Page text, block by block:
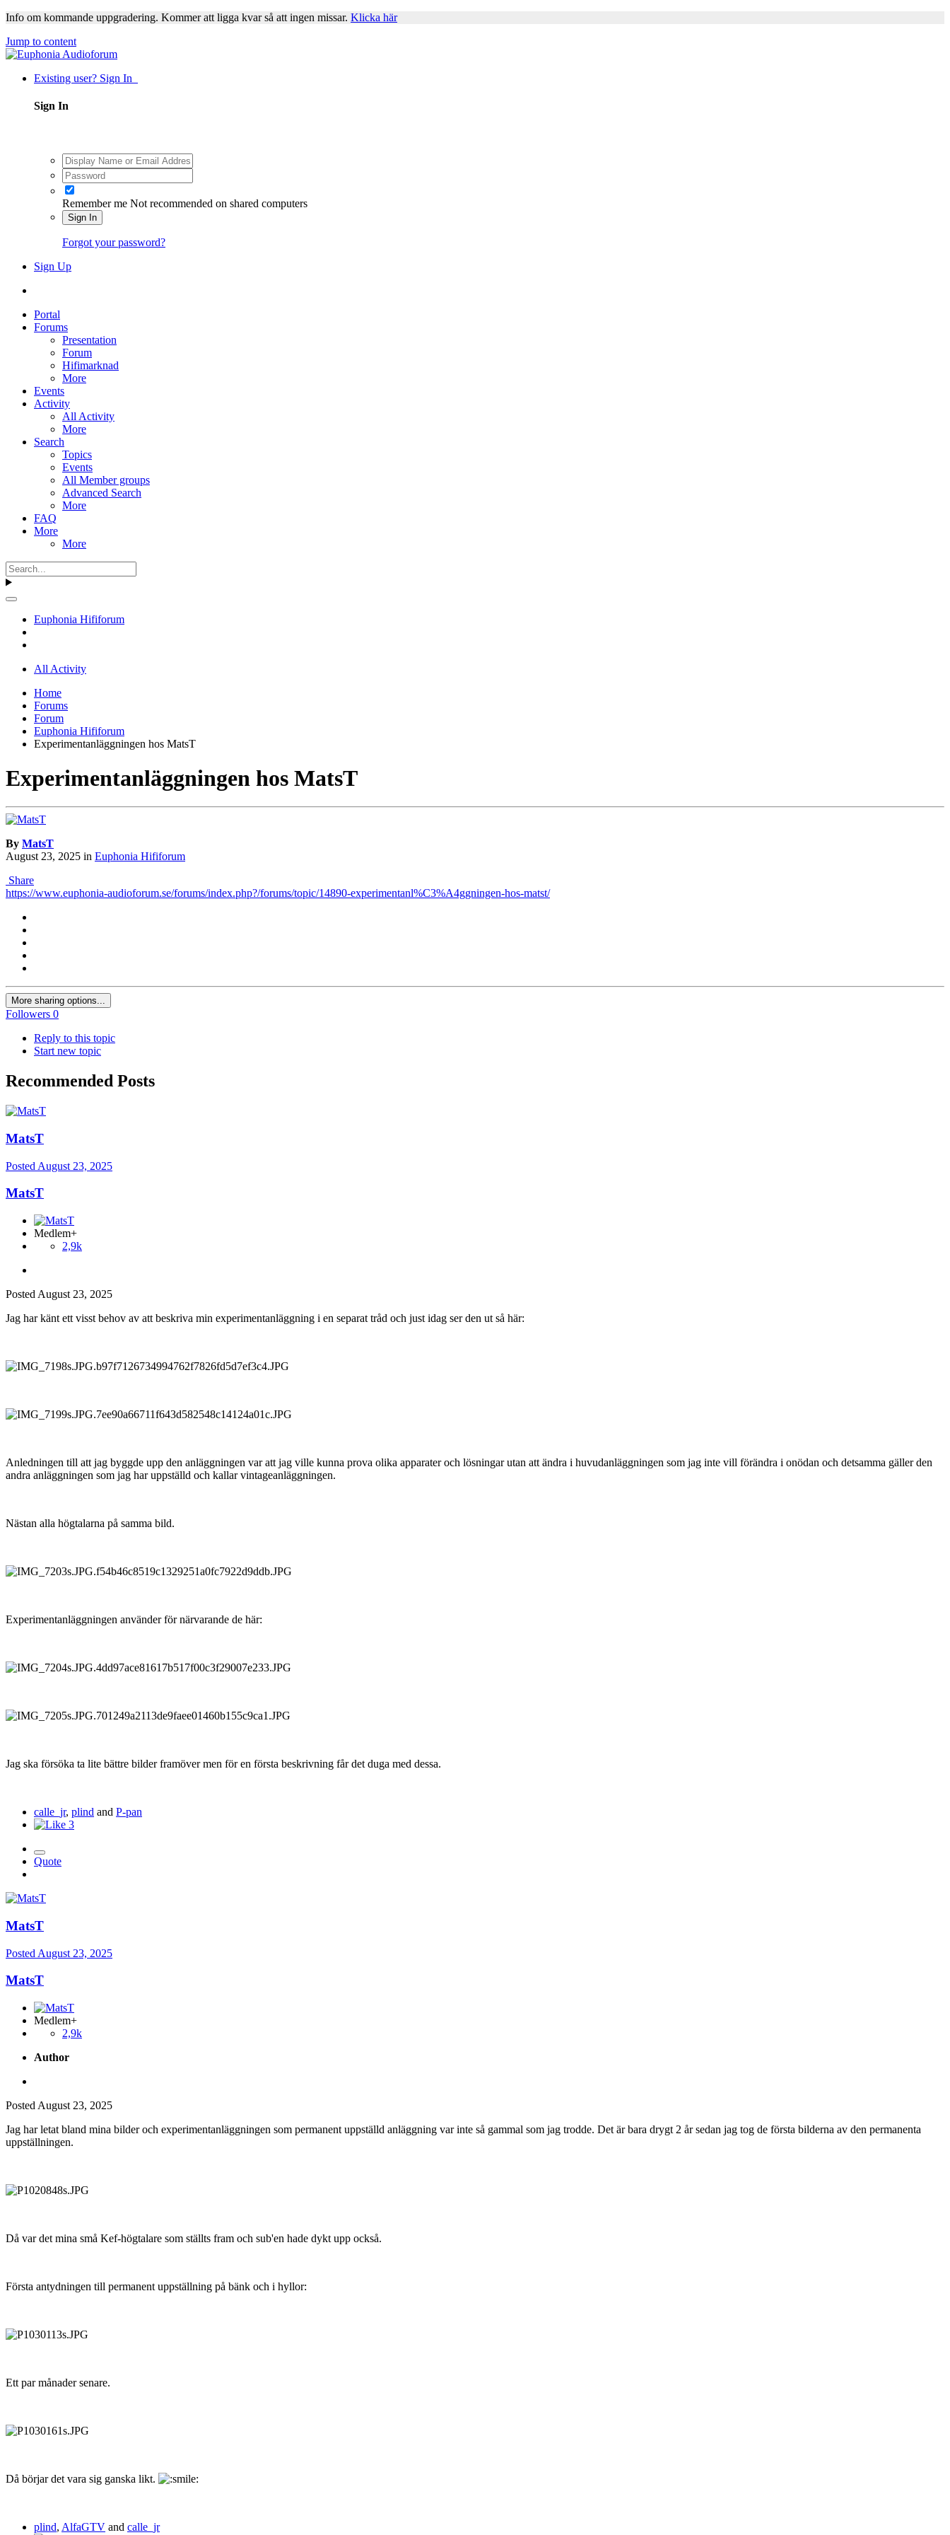
Info om kommande uppgradering. Kommer att ligga kvar så att ingen missar. Klicka här
Jump to content
Existing user? Sign In
Sign In
Remember me Not recommended on shared computers
Sign In
Forgot your password?
Sign Up
Portal
Forums
Presentation
Forum
Hifimarknad
More
Events
Activity
All Activity
More
Search
Topics
Events
All Member groups
Advanced Search
More
FAQ
More
More
Euphonia Hififorum
All Activity
Home
Forums
Forum
Euphonia Hififorum
Experimentanläggningen hos MatsT
Experimentanläggningen hos MatsT
By MatsT
August 23, 2025 in Euphonia Hififorum
Share
https://www.euphonia-audioforum.se/forums/index.php?/forums/topic/14890-experimentanl%C3%A4ggningen-hos-matst/
More sharing options...
Followers 0
Reply to this topic
Start new topic
Recommended Posts
MatsT
Posted August 23, 2025
MatsT
Medlem+
2,9k
Posted August 23, 2025
Jag har känt ett visst behov av att beskriva min experimentanläggning i en separat tråd och just idag ser den ut så här:
Anledningen till att jag byggde upp den anläggningen var att jag ville kunna prova olika apparater och lösningar utan att ändra i huvudanläggningen som jag inte vill förändra i onödan och detsamma gäller den
andra anläggningen som jag har uppställd och kallar vintageanläggningen.
Nästan alla högtalarna på samma bild.
Experimentanläggningen använder för närvarande de här:
Jag ska försöka ta lite bättre bilder framöver men för en första beskrivning får det duga med dessa.
calle_jr, plind and P-pan
3
Quote
MatsT
Posted August 23, 2025
MatsT
Medlem+
2,9k
Author
Posted August 23, 2025
Jag har letat bland mina bilder och experimentanläggningen som permanent uppställd anläggning var inte så gammal som jag trodde. Det är bara drygt 2 år sedan jag tog de första bilderna av den permanenta
uppställningen.
Då var det mina små Kef-högtalare som ställts fram och sub'en hade dykt upp också.
Första antydningen till permanent uppställning på bänk och i hyllor:
Ett par månader senare.
Då börjar det vara sig ganska likt.
plind, AlfaGTV and calle_jr